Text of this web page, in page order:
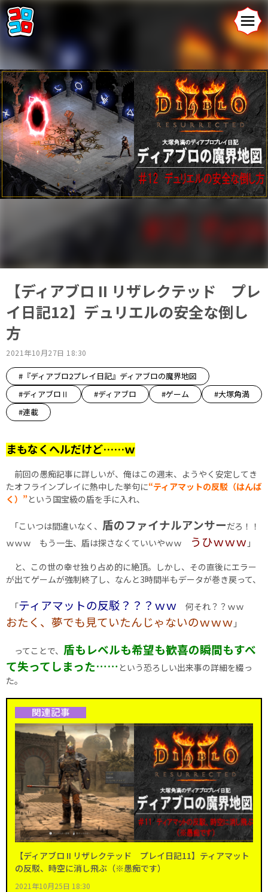
【ディアブロ II リザレクテッド プレ
イ日記12】デュリエルの安全な倒し
方
2021年10月27日 18:30
#『ディアブロ2プレイ日記』ディアブロの魔界地図
#ディアブロⅡ
#ディアブロ #ゲーム
#大塚角満
#連載
まもなくヘルだけど……ｗ
前回の愚痴記事に詳しいが、俺はこの週末、ようやく安定してき
たオフラインプレイに熱中した挙句に“ティアマットの反駁（はんば
く）”という国宝級の盾を手に入れ、
｢こいつは間違いなく、 盾のファイナルアンサーだろ！！
ｗｗｗ もう一生、盾は探さなくていいやｗｗ
うひｗｗｗ ｣
と、この世の幸せ独り占め的に絶頂。しかし、その直後にエラー
が出てゲームが強制終了し、なんと3時間半もデータが巻き戻って、
｢ティアマットの反駁？？？ｗｗ 何それ？？ｗｗ
おたく、夢でも見ていたんじゃないのｗｗｗ ｣
ってことで、 盾もレベルも希望も歓喜の瞬間もすべ
て失ってしまった…… という恐ろしい出来事の詳細を綴っ
た。
関連記事
【ディアブロ II リザレクテッド プレイ日記11】ティアマット
の反駁、時空に消し飛ぶ（※愚痴です）
2021年10月25日 18:30